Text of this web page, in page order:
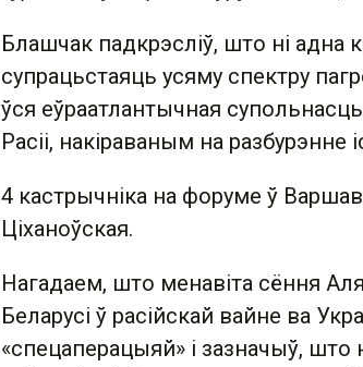
Блашчак падкрэсліў, што ні адна
супрацьстаяць усяму спектру
ўся еўраатлантычная
Расіі, накіраваным на разбурэнне
4 кастрычніка на форуме ў
Ціханоўская.
Нагадаем, што менавіта сёння
Беларусі ў расійскай вайне ва
«спецаперацыяй» і зазначыў, што